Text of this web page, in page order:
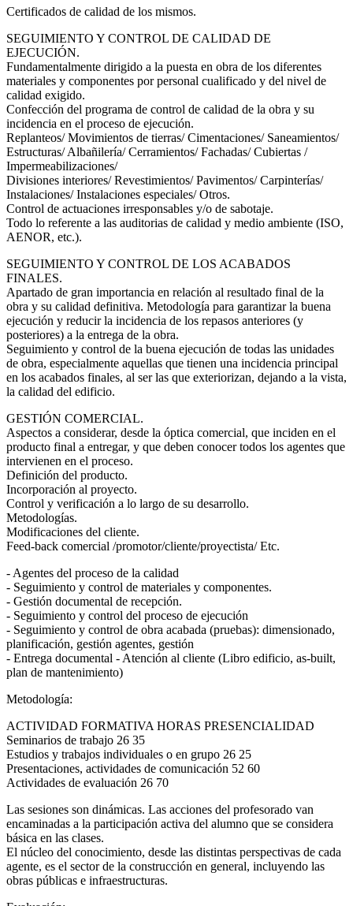
Certificados de calidad de los mismos.
SEGUIMIENTO Y CONTROL DE CALIDAD DE
EJECUCIÓN.
Fundamentalmente dirigido a la puesta en obra de los diferentes
materiales y componentes por personal cualificado y del nivel de
calidad exigido.
Confección del programa de control de calidad de la obra y su
incidencia en el proceso de ejecución.
Replanteos/ Movimientos de tierras/ Cimentaciones/ Saneamientos/
Estructuras/ Albañilería/ Cerramientos/ Fachadas/ Cubiertas /
Impermeabilizaciones/
Divisiones interiores/ Revestimientos/ Pavimentos/ Carpinterías/
Instalaciones/ Instalaciones especiales/ Otros.
Control de actuaciones irresponsables y/o de sabotaje.
Todo lo referente a las auditorias de calidad y medio ambiente (ISO,
AENOR, etc.).
SEGUIMIENTO Y CONTROL DE LOS ACABADOS
FINALES.
Apartado de gran importancia en relación al resultado final de la
obra y su calidad definitiva. Metodología para garantizar la buena
ejecución y reducir la incidencia de los repasos anteriores (y
posteriores) a la entrega de la obra.
Seguimiento y control de la buena ejecución de todas las unidades
de obra, especialmente aquellas que tienen una incidencia principal
en los acabados finales, al ser las que exteriorizan, dejando a la vista,
la calidad del edificio.
GESTIÓN COMERCIAL.
Aspectos a considerar, desde la óptica comercial, que inciden en el
producto final a entregar, y que deben conocer todos los agentes que
intervienen en el proceso.
Definición del producto.
Incorporación al proyecto.
Control y verificación a lo largo de su desarrollo.
Metodologías.
Modificaciones del cliente.
Feed-back comercial /promotor/cliente/proyectista/ Etc.
- Agentes del proceso de la calidad
- Seguimiento y control de materiales y componentes.
- Gestión documental de recepción.
- Seguimiento y control del proceso de ejecución
- Seguimiento y control de obra acabada (pruebas): dimensionado,
planificación, gestión agentes, gestión
- Entrega documental - Atención al cliente (Libro edificio, as-built,
plan de mantenimiento)
Metodología:
ACTIVIDAD FORMATIVA HORAS PRESENCIALIDAD
Seminarios de trabajo 26 35
Estudios y trabajos individuales o en grupo 26 25
Presentaciones, actividades de comunicación 52 60
Actividades de evaluación 26 70
Las sesiones son dinámicas. Las acciones del profesorado van
encaminadas a la participación activa del alumno que se considera
básica en las clases.
El núcleo del conocimiento, desde las distintas perspectivas de cada
agente, es el sector de la construcción en general, incluyendo las
obras públicas e infraestructuras.